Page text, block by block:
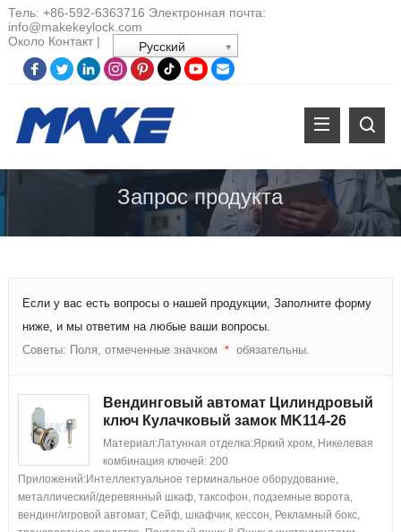
Тель: +86-592-6363716 Электронная почта:
info@makekeylock.com
Около Контакт| Русский
Запрос продукта
Если у вас есть вопросы о нашей продукции, Заполните форму
ниже, и мы ответим на любые ваши вопросы.
Советы: Поля, отмеченные значком
* обязательны.
Вендинговый автомат Цилиндровый
ключ Кулачковый замок MK114-26
Материал:Латунная отделка:Яркий хром, Никелевая
комбинация ключей: 200
Приложений:Интеллектуальное терминальное оборудование,
металлический/деревянный шкаф, таксофон, подземные ворота,
вендинг/игровой автомат, Сейф, шкафчик, кессон, Рекламный бокс,